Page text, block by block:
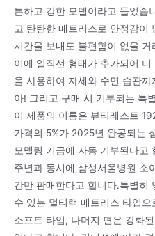
튼하고 강한 모델이라고 들었습
고 탄탄한 매트리스로 안정감이
시간을 보내도 불편함이 없을
이에 일직선 형태가 추가되어
을 사용하여 자세와 수면 습관
아! 그리고 구매 시 기부되는 특
이 제품의 이름은 뷰티레스트
가격의 5%가 2025년 완공되는
모델링 기금에 자동 기부된다고
주년과 동시에 삼성서울병원 소
간만 판매한다고 합니다.특별히
수 있는 멀티랙 매트리스 타입
소프트 타입, 나머지 면은 강화